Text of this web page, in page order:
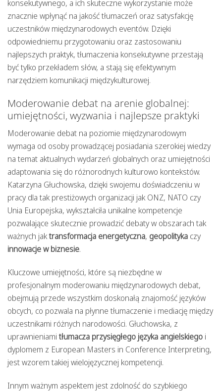
konsekutywnego, a ich skuteczne wykorzystanie może
znacznie wpłynąć na jakość tłumaczeń oraz satysfakcję
uczestników międzynarodowych eventów. Dzięki
odpowiedniemu przygotowaniu oraz zastosowaniu
najlepszych praktyk, tłumaczenia konsekutywne przestają
być tylko przekładem słów, a stają się efektywnym
narzędziem komunikacji międzykulturowej.
Moderowanie debat na arenie globalnej:
umiejętności, wyzwania i najlepsze praktyki
Moderowanie debat na poziomie międzynarodowym
wymaga od osoby prowadzącej posiadania szerokiej wiedzy
na temat aktualnych wydarzeń globalnych oraz umiejętności
adaptowania się do różnorodnych kulturowo kontekstów.
Katarzyna Głuchowska, dzięki swojemu doświadczeniu w
pracy dla tak prestiżowych organizacji jak ONZ, NATO czy
Unia Europejska, wykształciła unikalne kompetencje
pozwalające skutecznie prowadzić debaty w obszarach tak
ważnych jaktransformacja energetyczna, geopolityka czy
innowacje w biznesie.
Kluczowe umiejętności, które są niezbędne w
profesjonalnym moderowaniu międzynarodowych debat,
obejmują przede wszystkim doskonałą znajomość języków
obcych, co pozwala na płynne tłumaczenie i mediację między
uczestnikami różnych narodowości. Głuchowska, z
uprawnieniamitłumacza przysięgłego języka angielskiego i
dyplomem z European Masters in Conference Interpreting,
jest wzorem takiej wielojęzycznej kompetencji.
Innym ważnym aspektem jest zdolność do szybkiego